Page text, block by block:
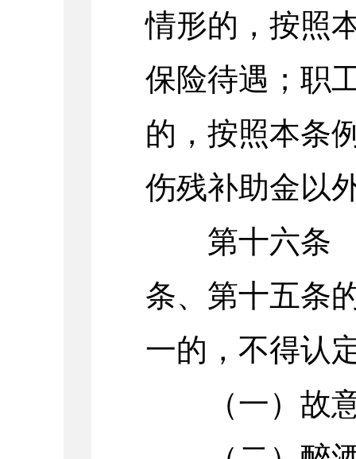
情形的，按照
保险待遇；职
的，按照本条
伤残补助金以
第十六条
条、第十五条
一的，不得认
（一）故意